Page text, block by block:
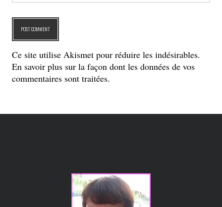
Ce site utilise Akismet pour réduire les indésirables.
En savoir plus sur la façon dont les données de vos
commentaires sont traitées.